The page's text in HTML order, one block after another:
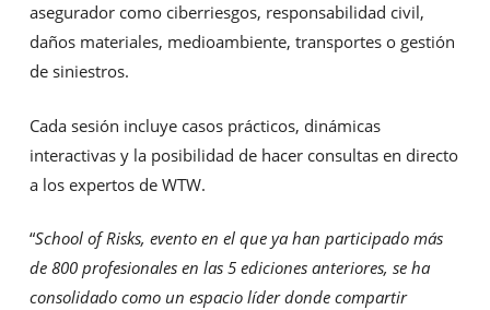
asegurador como ciberriesgos, responsabilidad civil,
daños materiales, medioambiente, transportes o gestión
de siniestros.
Cada sesión incluye casos prácticos, dinámicas
interactivas y la posibilidad de hacer consultas en directo
a los expertos de WTW.
“School of Risks, evento en el que ya han participado más
de 800 profesionales en las 5 ediciones anteriores, se ha
consolidado como un espacio líder donde compartir